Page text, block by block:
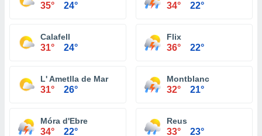
35° 24° 34° 22°
Calafell
31° 24°
Flix
36° 22°
L' Ametlla de Mar
31° 26°
Montblanc
32° 21°
Móra d'Ebre
34° 22°
Reus
33° 23°